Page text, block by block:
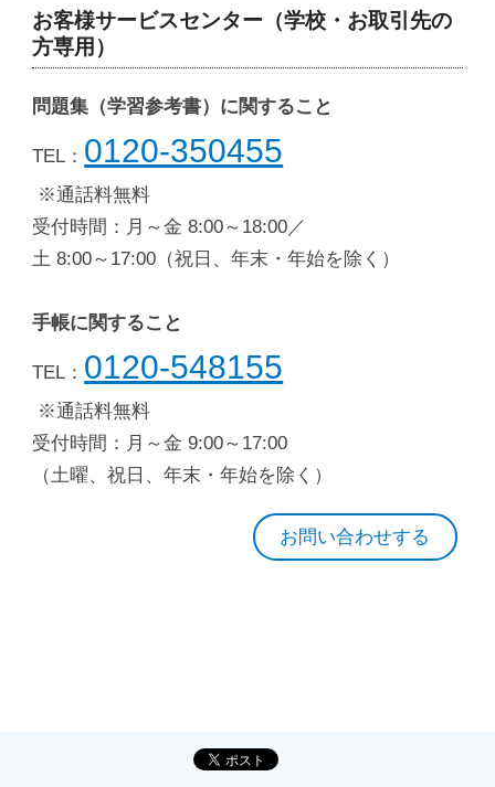
お客様サービスセンター（学校・お取引先の
方専用）
問題集（学習参考書）に関すること
TEL： 0120-350455
※通話料無料
受付時間：月～金 8:00～18:00／
土 8:00～17:00（祝日、年末・年始を除く）
手帳に関すること
TEL： 0120-548155
※通話料無料
受付時間：月～金 9:00～17:00
（土曜、祝日、年末・年始を除く）
お問い合わせする